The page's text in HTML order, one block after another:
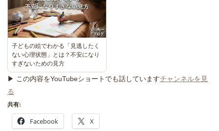
子どもの絵でわかる「見逃したく
ない心理状態」とは？不安になり
すぎないための見方
▶ この内容をYouTubeショートでも話していますチャンネルを見
る
共有:
Facebook X